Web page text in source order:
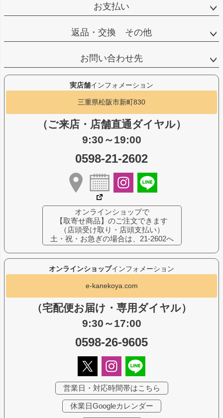
お支払い
返品・交換 その他
お問い合わせ先
オンラインショップインフォメーション
e-kanekoya.com
（宅配便お届け・専用ダイヤル）
9:30～17:00
0598-26-9605
営業日・対応時間帯はこちら
休業日Googleカレンダー
実店舗インフォメーション
三重県松阪市新町830
（ご来店・店舗直通ダイヤル）
9:30～19:00
0598-21-2602
オンラインショップで
【取寄せ商品】のご注文できます
（店頭受け取り・店頭支払い）
土・祝・お急ぎの場合は、21-2602へ